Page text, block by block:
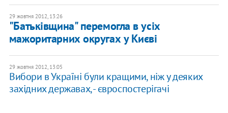
29 жовтня 2012, 13:26
"Батьківщина" перемогла в усіх
мажоритарних округах у Києві
29 жовтня 2012, 13:05
Вибори в Україні були кращими, ніж у деяких
західних державах, - євроспостерігачі